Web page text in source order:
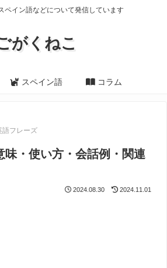
ペイン語などについて発信しています
がくねこ
スペイン語 コラム
語フレーズ
味・使い方・会話例・関連
2024.08.30 2024.11.01